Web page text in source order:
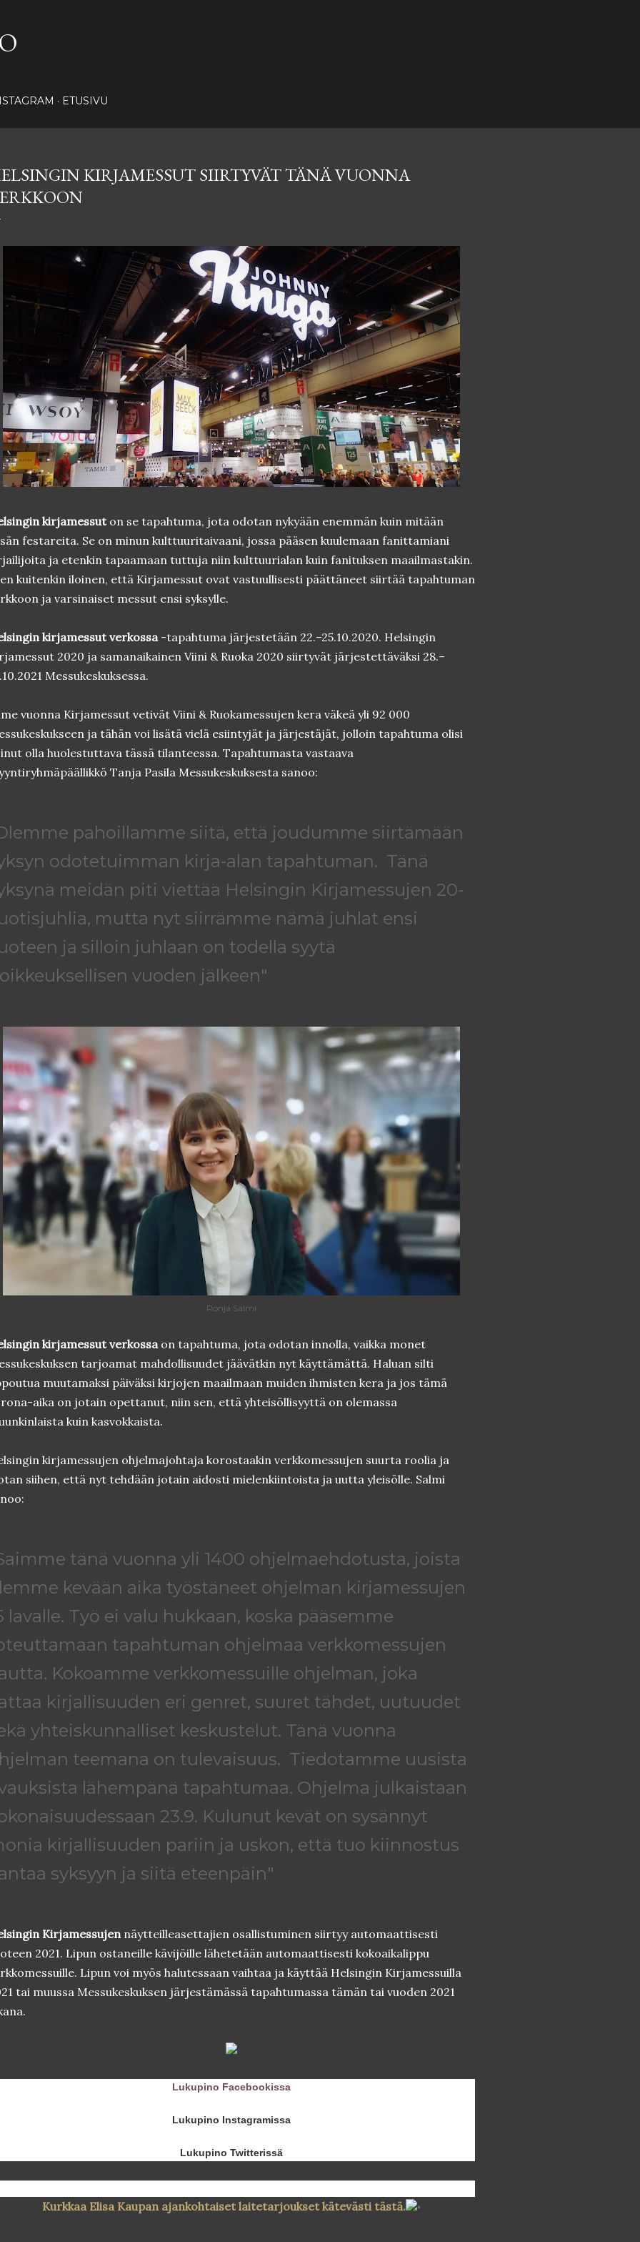
ETUSIVU
KIRJAMESSUT SIIRTYVÄT TÄNÄ VUONNA
kirjamessuton se tapahtuma, jota odotan nykyään enemmän kuin mitään
festareita. Se on minun kulttuuritaivaani, jossa pääsen kuulemaan fanittamiani
ja etenkin tapaamaan tuttuja niin kulttuurialan kuin fanituksen maailmastakin.
kuitenkin iloinen, että Kirjamessut ovat vastuullisesti päättäneet siirtää tapahtuman
ja varsinaiset messut ensi syksylle.
kirjamessut verkossa-tapahtuma järjestetään 22.–25.10.2020. Helsingin
2020 ja samanaikainen Viini & Ruoka 2020 siirtyvät järjestettäväksi 28.–
Messukeskuksessa.
vuonna Kirjamessut vetivät Viini & Ruokamessujen kera väkeä yli 92 000
ja tähän voi lisätä vielä esiintyjät ja järjestäjät, jolloin tapahtuma olisi
olla huolestuttava tässä tilanteessa. Tapahtumasta vastaava
Tanja Pasila Messukeskuksesta sanoo:
pahoillamme siitä, että joudumme siirtämään
odotetuimman kirja-alan tapahtuman. Tänä
meidän piti viettää Helsingin Kirjamessujen 20-
mutta nyt siirrämme nämä juhlat ensi
ja silloin juhlaan on todella syytä
vuoden jälkeen"
Ronja Salmi
kirjamessut verkossaon tapahtuma, jota odotan innolla, vaikka monet
tarjoamat mahdollisuudet jäävätkin nyt käyttämättä. Haluan silti
muutamaksi päiväksi kirjojen maailmaan muiden ihmisten kera ja jos tämä
aika on jotain opettanut, niin sen, että yhteisöllisyyttä on olemassa
kuin kasvokkaista.
kirjamessujen ohjelmajohtaja korostaakin verkkomessujen suurta roolia ja
siihen, että nyt tehdään jotain aidosti mielenkiintoista ja uutta yleisölle. Salmi
tänä vuonna yli 1400 ohjelmaehdotusta, joista
kevään aika työstäneet ohjelman kirjamessujen
lavalle. Työ ei valu hukkaan, koska pääsemme
tapahtuman ohjelmaa verkkomessujen
Kokoamme verkkomessuille ohjelman, joka
kirjallisuuden eri genret, suuret tähdet, uutuudet
yhteiskunnalliset keskustelut. Tänä vuonna
teemana on tulevaisuus. Tiedotamme uusista
lähempänä tapahtumaa. Ohjelma julkaistaan
23.9. Kulunut kevät on sysännyt
kirjallisuuden pariin ja uskon, että tuo kiinnostus
syksyyn ja siitä eteenpäin"
Kirjamessujennäytteilleasettajien osallistuminen siirtyy automaattisesti
2021. Lipun ostaneille kävijöille lähetetään automaattisesti kokoaikalippu
Lipun voi myös halutessaan vaihtaa ja käyttää Helsingin Kirjamessuilla
tai muussa Messukeskuksen järjestämässä tapahtumassa tämän tai vuoden 2021
Lukupino Facebookissa
Lukupino Instagramissa
Lukupino Twitterissä
Kurkkaa Elisa Kaupan ajankohtaiset laitetarjoukset kätevästi tästä. *